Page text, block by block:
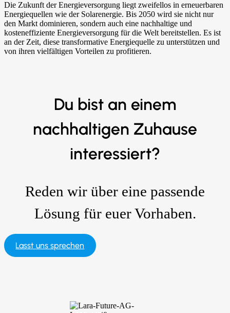
Die Zukunft der Energieversorgung liegt zweifellos in erneuerbaren
Energiequellen wie der Solarenergie. Bis 2050 wird sie nicht nur
den Markt dominieren, sondern auch eine nachhaltige und
kosteneffiziente Energieversorgung für die Welt bereitstellen. Es ist
an der Zeit, diese transformative Energiequelle zu unterstützen und
von ihren vielfältigen Vorteilen zu profitieren.
Du bist an einem
nachhaltigen Zuhause
interessiert?
Reden wir über eine passende
Lösung für euer Vorhaben.
Lasst uns sprechen